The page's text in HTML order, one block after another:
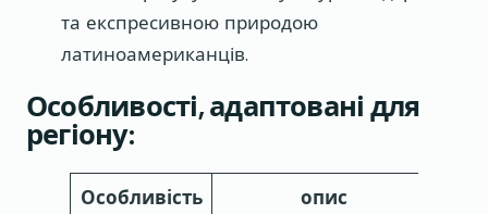
та експресивною природою
латиноамериканців.
Особливості, адаптовані для
регіону:
Особливість опис